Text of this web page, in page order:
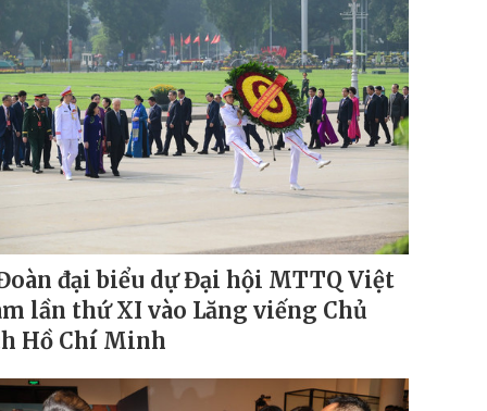
đại biểu dự Đại hội MTTQ Việt
lần thứ XI vào Lăng viếng Chủ
Hồ Chí Minh